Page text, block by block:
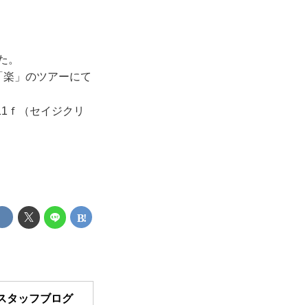
。
」のツアーにて
ｆ（セイジクリ
タッフブログ